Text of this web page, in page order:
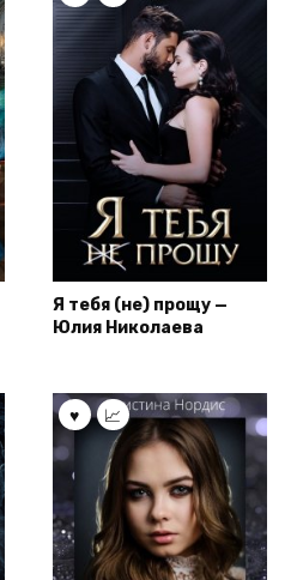
Я тебя (не) прощу —
Юлия Николаева